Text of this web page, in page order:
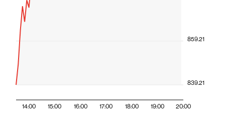
14:00 15:00 16:00 17:00 18:00 19:00 20:00
839.21
859.21